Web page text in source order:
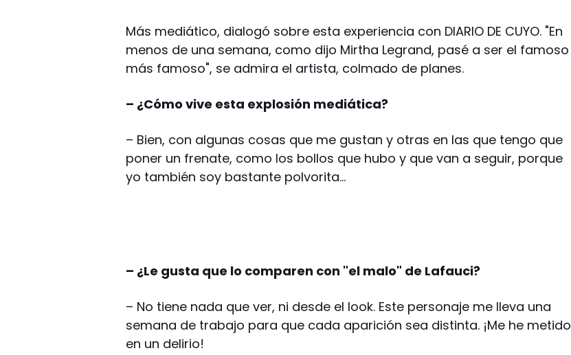
Más mediático, dialogó sobre esta experiencia con DIARIO DE CUYO. "En
menos de una semana, como dijo Mirtha Legrand, pasé a ser el famoso
más famoso", se admira el artista, colmado de planes.
– ¿Cómo vive esta explosión mediática?
– Bien, con algunas cosas que me gustan y otras en las que tengo que
poner un frenate, como los bollos que hubo y que van a seguir, porque
yo también soy bastante polvorita…
– ¿Le gusta que lo comparen con "el malo" de Lafauci?
– No tiene nada que ver, ni desde el look. Este personaje me lleva una
semana de trabajo para que cada aparición sea distinta. ¡Me he metido
en un delirio!